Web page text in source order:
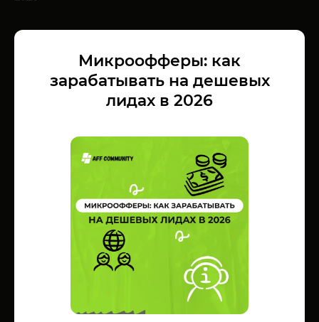
Микроофферы: как
зарабатывать на дешевых
лидах в 2026